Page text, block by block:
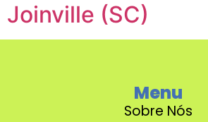
Joinville (SC)
Menu
Sobre Nós